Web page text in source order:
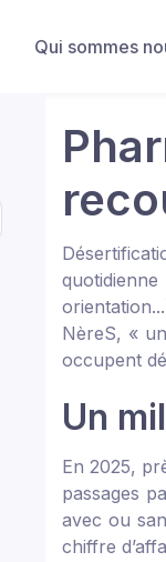
Qui sommes
NèreS, «
occupent
Un
En 2025,
passages
avec ou
chiffre